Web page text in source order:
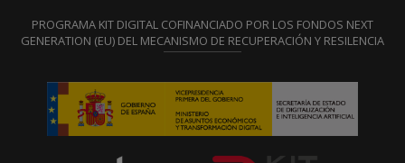
PROGRAMA KIT DIGITAL COFINANCIADO POR LOS FONDOS NEXT
GENERATION (EU) DEL MECANISMO DE RECUPERACIÓN Y RESILENCIA